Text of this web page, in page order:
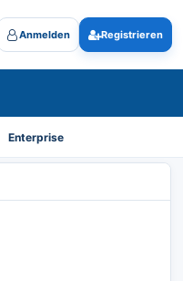
Anmelden Registrieren
Enterprise